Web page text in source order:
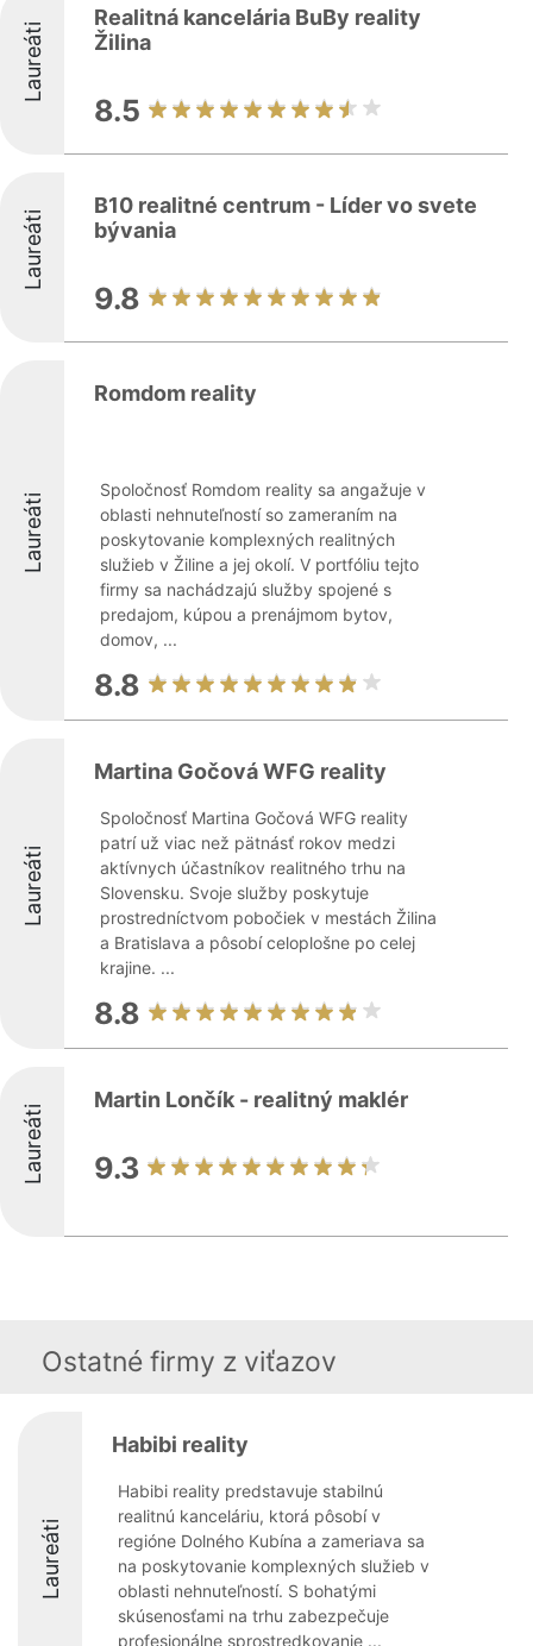
Laureáti
Realitná kancelária BuBy reality
Žilina
8.5
Laureáti
B10 realitné centrum - Líder vo svete
bývania
9.8
Laureáti
Romdom reality
Spoločnosť Romdom reality sa angažuje v
oblasti nehnuteľností so zameraním na
poskytovanie komplexných realitných
služieb v Žiline a jej okolí. V portfóliu tejto
firmy sa nachádzajú služby spojené s
predajom, kúpou a prenájmom bytov,
domov, ...
8.8
Laureáti
Martina Gočová WFG reality
Spoločnosť Martina Gočová WFG reality
patrí už viac než pätnásť rokov medzi
aktívnych účastníkov realitného trhu na
Slovensku. Svoje služby poskytuje
prostredníctvom pobočiek v mestách Žilina
a Bratislava a pôsobí celoplošne po celej
krajine. ...
8.8
Laureáti
Martin Lončík - realitný maklér
9.3
Ostatné firmy z viťazov
Laureáti
Habibi reality
Habibi reality predstavuje stabilnú
realitnú kanceláriu, ktorá pôsobí v
regióne Dolného Kubína a zameriava sa
na poskytovanie komplexných služieb v
oblasti nehnuteľností. S bohatými
skúsenosťami na trhu zabezpečuje
profesionálne sprostredkovanie ...